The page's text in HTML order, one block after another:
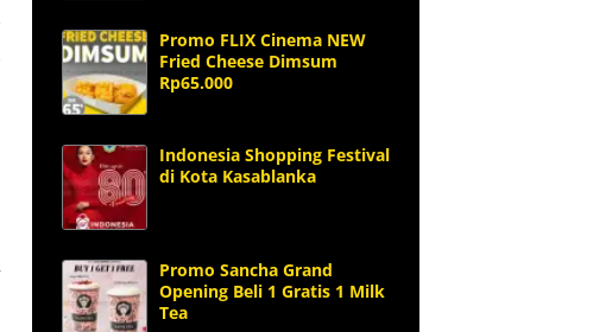
Promo FLIX Cinema NEW
Fried Cheese Dimsum
Rp65.000
Indonesia Shopping Festival
di Kota Kasablanka
Promo Sancha Grand
Opening Beli 1 Gratis 1 Milk
Tea